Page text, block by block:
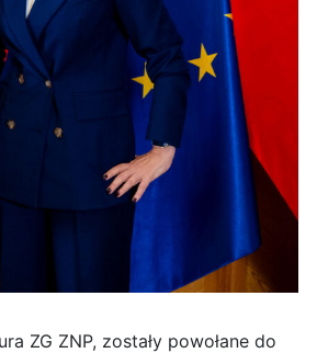
ZG ZNP, zostały powołane do